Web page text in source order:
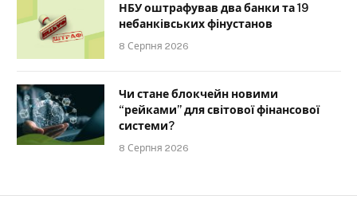
НБУ оштрафував два банки та 19
небанківських фінустанов
8 Серпня 2026
Чи стане блокчейн новими
“рейками” для світової фінансової
системи?
8 Серпня 2026